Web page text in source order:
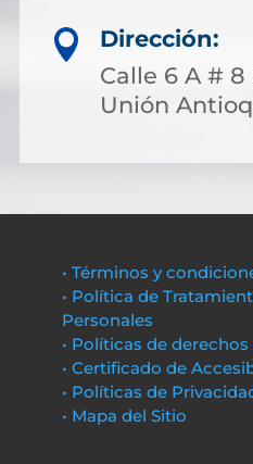

Dirección:
Calle 6 A # 8
Unión
• Términos y
• Política de
Personales
• Políticas de
• Certificado de
• Políticas de
• Mapa del Sitio